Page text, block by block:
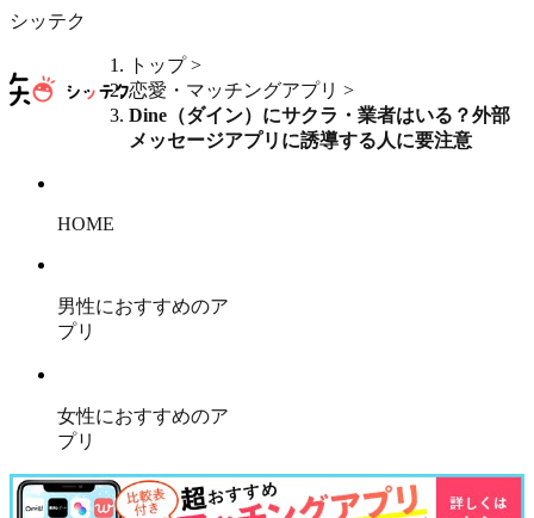
シッテク
トップ>
恋愛・マッチングアプリ >
Dine（ダイン）にサクラ・業者はいる？外部
メッセージアプリに誘導する人に要注意
HOME
男性におすすめのア
プリ
女性におすすめのア
プリ